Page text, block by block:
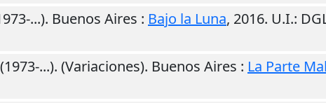
...). Buenos Aires : Bajo la Luna, 2016. U.I.:
(1973-...). (Variaciones). Buenos Aires : La Parte